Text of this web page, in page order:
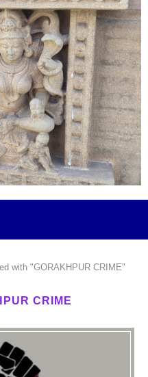
with "GORAKHPUR CRIME"
CRIME